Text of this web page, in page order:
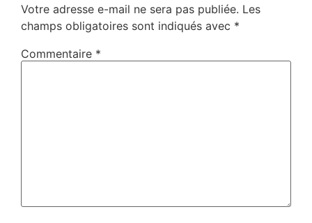
Votre adresse e-mail ne sera pas publiée. Les
champs obligatoires sont indiqués avec *
Commentaire *